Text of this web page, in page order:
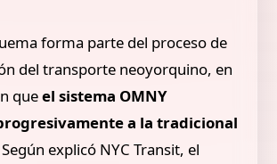
forma parte del proceso de
del transporte neoyorquino, en
queel sistema OMNY
a la tradicional
explicó NYC Transit, el